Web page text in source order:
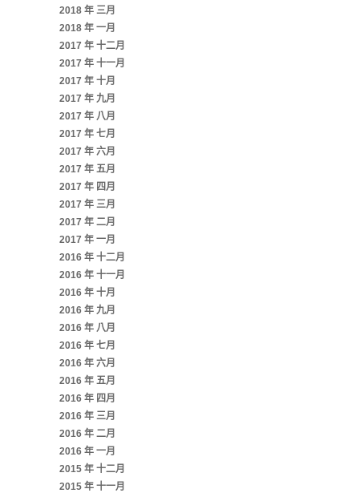
2018 年 三月
2018 年 一月
2017 年 十二月
2017 年 十一月
2017 年 十月
2017 年 九月
2017 年 八月
2017 年 七月
2017 年 六月
2017 年 五月
2017 年 四月
2017 年 三月
2017 年 二月
2017 年 一月
2016 年 十二月
2016 年 十一月
2016 年 十月
2016 年 九月
2016 年 八月
2016 年 七月
2016 年 六月
2016 年 五月
2016 年 四月
2016 年 三月
2016 年 二月
2016 年 一月
2015 年 十二月
2015 年 十一月